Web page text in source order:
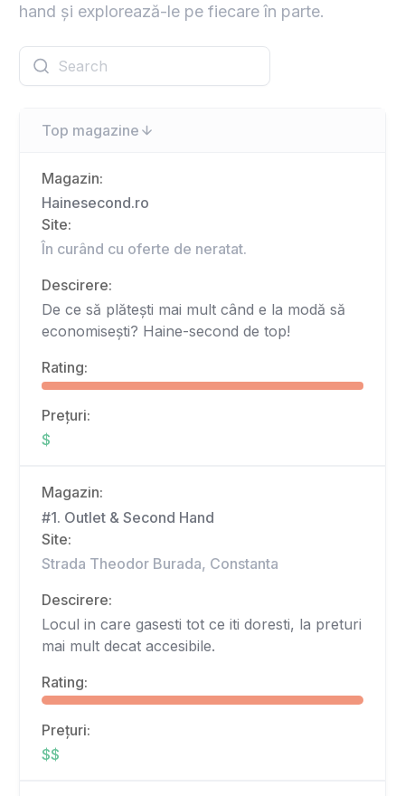
hand și explorează-le pe fiecare în parte.
Top magazine
Magazin:
Hainesecond.ro
Site:
În curând cu oferte de neratat.
Descirere:
De ce să plătești mai mult când e la modă să
economisești? Haine-second de top!
Rating:
Prețuri:
$
Magazin:
#1. Outlet & Second Hand
Site:
Strada Theodor Burada, Constanta
Descirere:
Locul in care gasesti tot ce iti doresti, la preturi
mai mult decat accesibile.
Rating:
Prețuri:
$$